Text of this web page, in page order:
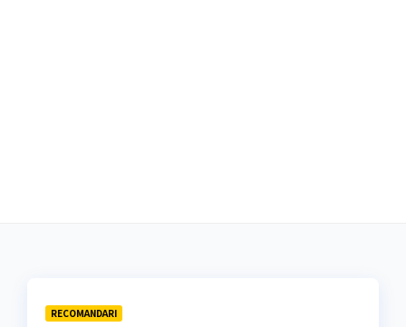
RECOMANDARI